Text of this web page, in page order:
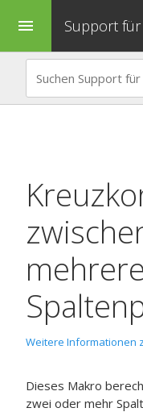
menu Support
Weitere Informationen
Dieses Makro
zwei oder mehr